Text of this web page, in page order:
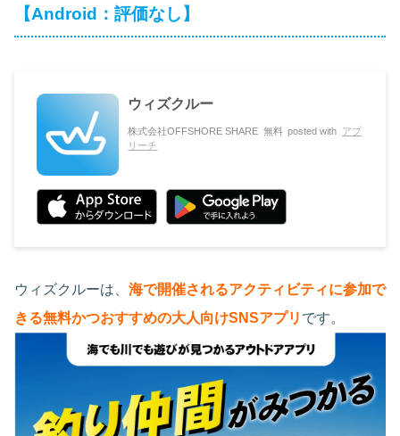
【Android：評価なし】
ウィズクルー
株式会社OFFSHORE SHARE 無料 posted with アプ
リーチ
ウィズクルーは、 海で開催されるアクティビティに参加で
きる無料かつおすすめの大人向けSNSアプリ です。